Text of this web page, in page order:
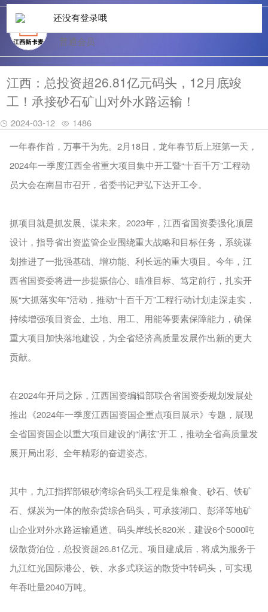
返回 德兴星裕矿业
普通会员
江西：总投资超26.81亿元码头，12月底竣
工！承接砂石矿山对外水路运输！
2024-03-12
1486
一年春作首，万事干为先。2月18日，龙年春节后上班第一天，
2024年一季度江西全省重大项目集中开工暨“十百千万”工程动
员大会在南昌市召开，省委书记尹弘下达开工令。
抓项目就是抓发展、谋未来。2023年，江西省国资委强化顶层
设计，指导省出资监管企业围绕重大战略和目标任务，系统谋
划推进了一批强基础、增功能、利长远的重大项目。今年，江
西省国资委将进一步提振信心、瞄准目标、笃定前行，扎实开
展“大抓落实年”活动，推动“十百千万”工程行动计划走深走实，
持续增强项目资金、土地、用工、用能等要素保障能力，确保
重大项目加快落地建设，为全省经济高质量发展作出新的更大
贡献。
在2024年开局之际，江西国资编辑部联合省国资委规划发展处
推出《2024年一季度江西国资国企重点项目展示》专题，展现
全省国资国企以重大项目建设的“满弦”开工，推动全省高质量发
展开局出彩、全年精彩的奋进姿态。
其中，九江指挥部银砂湾综合码头工程是集粮食、砂石、铁矿
石、煤炭为一体的散杂货综合码头，可承接湖口、彭泽等地矿
山企业对外水路运输通道。码头岸线长820米，建设6个5000吨
级散货泊位，总投资超26.81亿元。项目建成后，将成为服务于
九江红光国际港公、铁、水多式联运的散货中转码头，可实现
年吞吐量2040万吨。
还没有登录哦